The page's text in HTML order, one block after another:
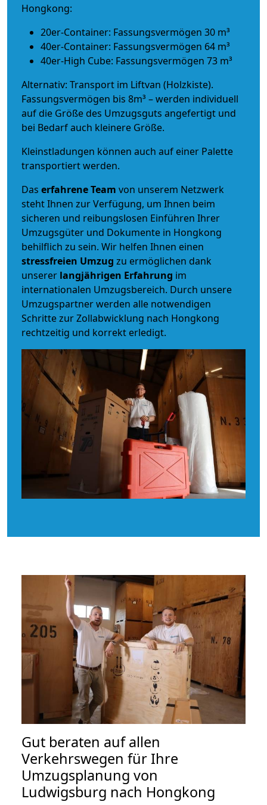
Hongkong:
20er-Container: Fassungsvermögen 30 m³
40er-Container: Fassungsvermögen 64 m³
40er-High Cube: Fassungsvermögen 73 m³
Alternativ: Transport im Liftvan (Holzkiste).
Fassungsvermögen bis 8m³ – werden individuell
auf die Größe des Umzugsguts angefertigt und
bei Bedarf auch kleinere Größe.
Kleinstladungen können auch auf einer Palette
transportiert werden.
Das erfahrene Team von unserem Netzwerk
steht Ihnen zur Verfügung, um Ihnen beim
sicheren und reibungslosen Einführen Ihrer
Umzugsgüter und Dokumente in Hongkong
behilflich zu sein. Wir helfen Ihnen einen
stressfreien Umzug zu ermöglichen dank
unserer langjährigen Erfahrung im
internationalen Umzugsbereich. Durch unsere
Umzugspartner werden alle notwendigen
Schritte zur Zollabwicklung nach Hongkong
rechtzeitig und korrekt erledigt.
Gut beraten auf allen
Verkehrswegen für Ihre
Umzugsplanung von
Ludwigsburg nach Hongkong